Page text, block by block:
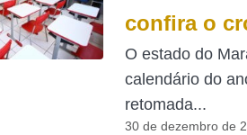
confira o
O estado do
calendário do
retomada...
30 de dezembro de